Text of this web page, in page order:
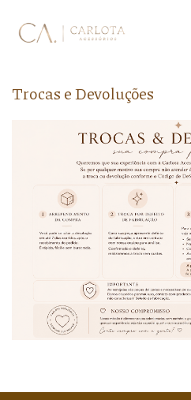
Trocas e Devoluções